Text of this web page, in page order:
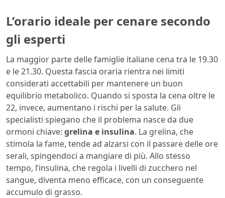
L’orario ideale per cenare secondo
gli esperti
La maggior parte delle famiglie italiane cena tra le 19.30
e le 21.30. Questa fascia oraria rientra nei limiti
considerati accettabili per mantenere un buon
equilibrio metabolico. Quando si sposta la cena oltre le
22, invece, aumentano i rischi per la salute. Gli
specialisti spiegano che il problema nasce da due
ormoni chiave: grelina e insulina. La grelina, che
stimola la fame, tende ad alzarsi con il passare delle ore
serali, spingendoci a mangiare di più. Allo stesso
tempo, l’insulina, che regola i livelli di zucchero nel
sangue, diventa meno efficace, con un conseguente
accumulo di grasso.